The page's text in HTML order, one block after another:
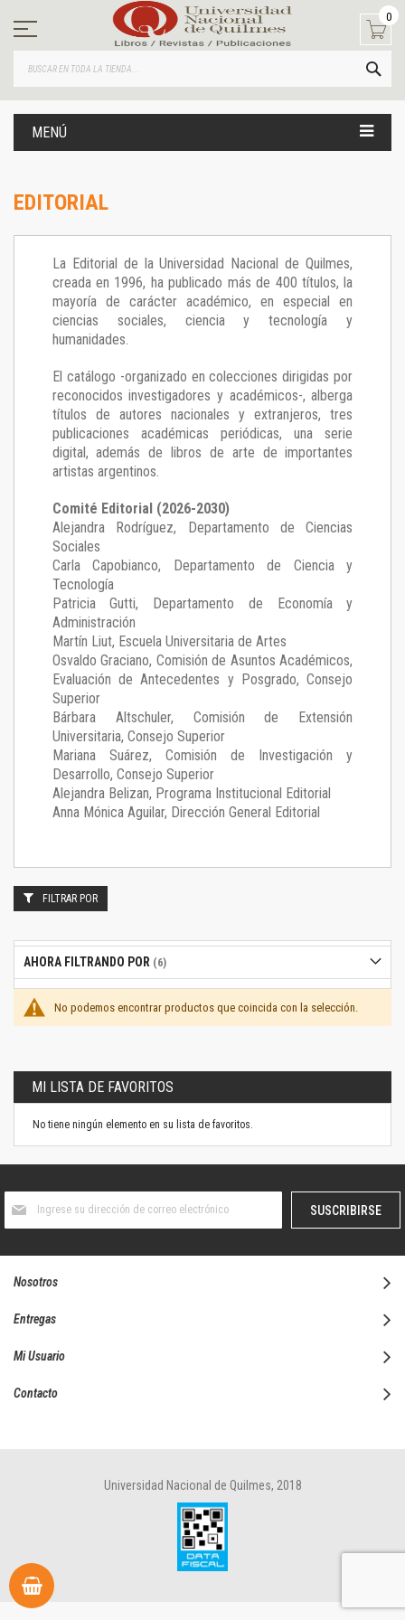
contenido
0
MENÚ
EDITORIAL
La Editorial de la Universidad Nacional de Quilmes,
creada en 1996, ha publicado más de 400 títulos, la
mayoría de carácter académico, en especial en
ciencias sociales, ciencia y tecnología y
humanidades.
El catálogo -organizado en colecciones dirigidas por
reconocidos investigadores y académicos-, alberga
títulos de autores nacionales y extranjeros, tres
publicaciones académicas periódicas, una serie
digital, además de libros de arte de importantes
artistas argentinos.
Comité Editorial (2026-2030)
Alejandra Rodríguez, Departamento de Ciencias
Sociales
Carla Capobianco, Departamento de Ciencia y
Tecnología
Patricia Gutti, Departamento de Economía y
Administración
Martín Liut, Escuela Universitaria de Artes
Osvaldo Graciano, Comisión de Asuntos Académicos,
Evaluación de Antecedentes y Posgrado, Consejo
Superior
Bárbara Altschuler, Comisión de Extensión
Universitaria, Consejo Superior
Mariana Suárez, Comisión de Investigación y
Desarrollo, Consejo Superior
Alejandra Belizan, Programa Institucional Editorial
Anna Mónica Aguilar, Dirección General Editorial
No podemos encontrar productos que coincida con la selección.
FILTRAR POR
AHORA FILTRANDO POR
MI LISTA DE FAVORITOS
No tiene ningún elemento en su lista de favoritos.
boletín
SUSCRIBIRSE
Nosotros
Entregas
Mi Usuario
Contacto
Universidad Nacional de Quilmes, 2018